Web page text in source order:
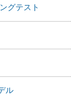
グテスト
ル